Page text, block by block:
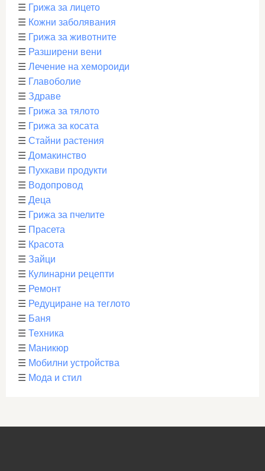
☰ Грижа за лицето
☰ Кожни заболявания
☰ Грижа за животните
☰ Разширени вени
☰ Лечение на хемороиди
☰ Главоболие
☰ Здраве
☰ Грижа за тялото
☰ Грижа за косата
☰ Стайни растения
☰ Домакинство
☰ Пухкави продукти
☰ Водопровод
☰ Деца
☰ Грижа за пчелите
☰ Прасета
☰ Красота
☰ Зайци
☰ Кулинарни рецепти
☰ Ремонт
☰ Редуциране на теглото
☰ Баня
☰ Техника
☰ Маникюр
☰ Мобилни устройства
☰ Мода и стил